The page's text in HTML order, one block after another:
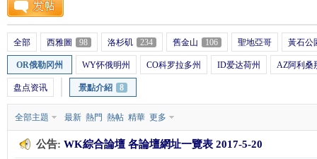
W ›
全部 西雅圖 98 洛杉矶 234 舊金山 106 聖地亞哥 黃石公
OR俄勒冈州 WY怀俄明州 CO科罗拉多州 ID爱达荷州 AZ阿利桑
盘点资讯 景點介紹 8
全部主題 最新 熱門 熱帖 精華 更多
公告: WK綜合論壇 各論壇網址一覽表 2017-5-20